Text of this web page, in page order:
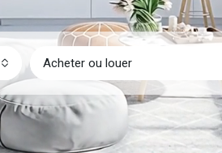
Acheter ou louer